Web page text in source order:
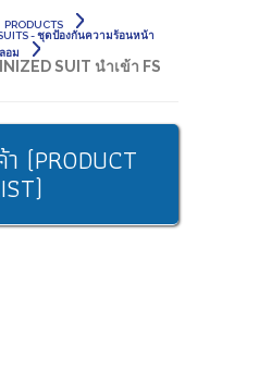
PRODUCTS
- ชุดป้องกันความร้อนหน้า
อม
SUIT นำเข้า FS
(PRODUCT